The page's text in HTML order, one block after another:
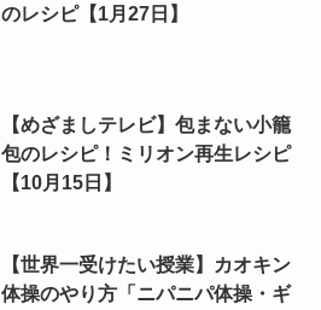
のレシピ【1月27日】
【めざましテレビ】包まない小籠
包のレシピ！ミリオン再生レシピ
【10月15日】
【世界一受けたい授業】カオキン
体操のやり方「ニパニパ体操・ギ